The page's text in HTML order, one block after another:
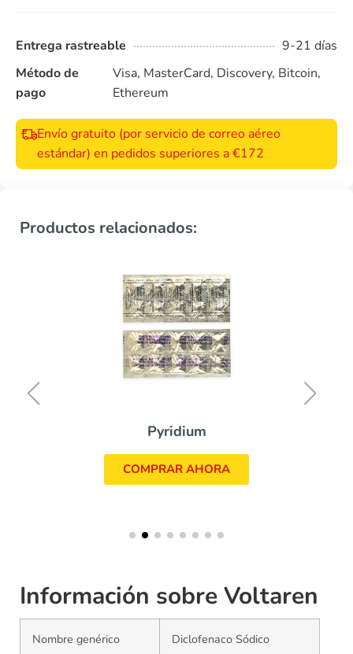
Entrega rastreable
9-21 días
Método de
pago
Visa, MasterCard, Discovery, Bitcoin,
Ethereum
Envío gratuito (por servicio de correo aéreo
estándar) en pedidos superiores a €172
Productos relacionados:
Pyridium
COMPRAR AHORA
Información sobre Voltaren
Nombre genérico Diclofenaco Sódico